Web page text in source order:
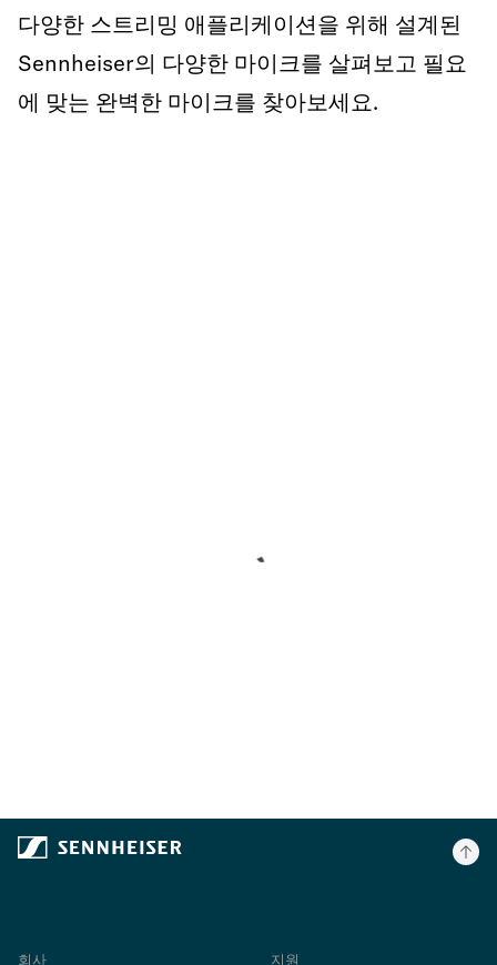
다양한 스트리밍 애플리케이션을 위해 설계된
Sennheiser의 다양한 마이크를 살펴보고 필요
에 맞는 완벽한 마이크를 찾아보세요.
회사
지원